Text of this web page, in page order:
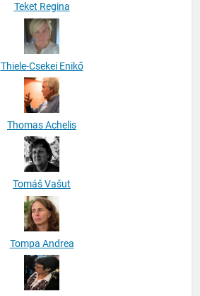
Teket Regina
Thiele-Csekei Enikő
Thomas Achelis
Tomáš Vašut
Tompa Andrea